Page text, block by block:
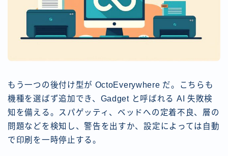
もう一つの後付け型が OctoEverywhere だ。こちらも
機種を選ばず追加でき、Gadget と呼ばれる AI 失敗検
知を備える。スパゲッティ、ベッドへの定着不良、層の
問題などを検知し、警告を出すか、設定によっては自動
で印刷を一時停止する。